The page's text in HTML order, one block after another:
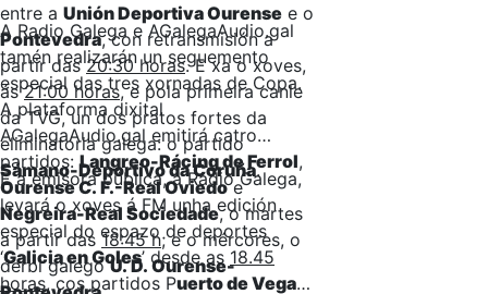
entre a Unión Deportiva Ourense e o
Pontevedra, con retransmisión a
partir das20:30 horas. E xa o xoves,
ás21:00 horas, e pola primeira canle
da TVG, un dos pratos fortes da
eliminatoria galega: o partido
Sámano-Deportivo da Coruña.
A Radio Galega e AGalegaAudio.gal
tamén realizarán un seguemento
especial das tres xornadas de Copa.
A plataforma dixital
AGalegaAudio.gal emitirá catro
partidos:Langreo-Rácing de Ferrol,
Ourense C. F.-Real Oviedoe
Negreira-Real Sociedade, o martes
a partir das18:45 h; e o mércores, o
derbi galegoU. D. Ourense-
E a emisora pública, a Radio Galega,
levará o xoves á FM unha edición
especial do espazo de deportes
‘Galicia en Goles’ desde as 18.45
horas, cos partidos Puerto de Vega-